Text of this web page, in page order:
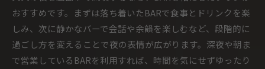
BARを巡ることで広がる夜の楽しみ方とは
BAR利用で発見する隠れた名店の魅力
BAR巡りがもたらす大人の好奇心と刺激
おすすめです。まずは落ち着いたBARで食事とドリンクを楽
しみ、次に静かなバーで会話や余韻を楽しむなど、段階的に
過ごし方を変えることで夜の表情が広がります。深夜や朝ま
で営業しているBARを利用すれば、時間を気にせずゆったり